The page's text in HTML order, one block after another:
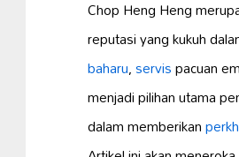
Chop Heng Heng
reputasi yang kukuh
baharu,servispacuan
menjadi pilihan utama
dalam memberikan